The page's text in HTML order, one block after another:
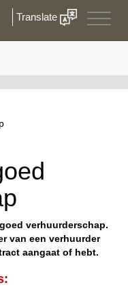
Toggle
Translate
verhuurderschap.
van een verhuurder
aangaat of hebt.